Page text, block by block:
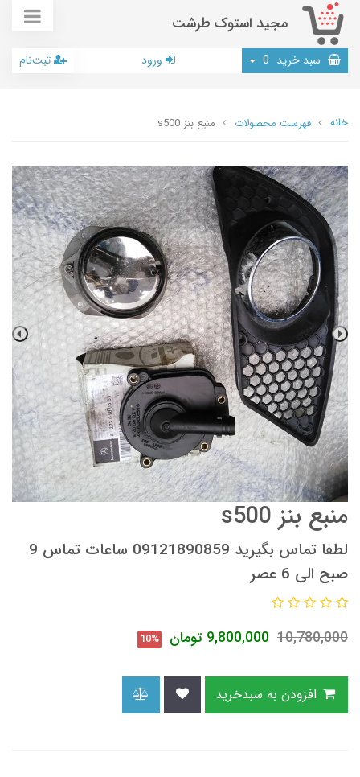
مجید استوک طرشت
سبد خرید 0 ورود ثبت‌نام
خانه فهرست محصولات منبع بنز s500
منبع بنز s500
لطفا تماس بگیرید 09121890859 ساعات تماس 9
صبح الی 6 عصر
10,780,000
9,800,000 تومان 10%